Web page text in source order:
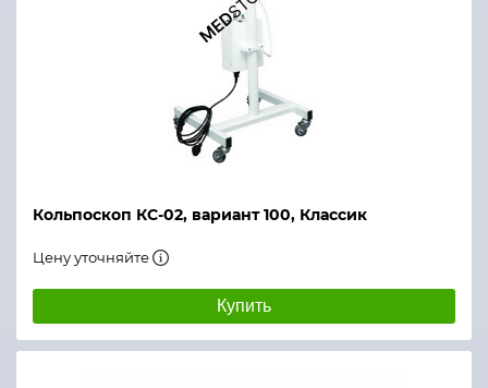
Кольпоскоп КС-02, вариант 100, Классик
Цену уточняйте
Купить